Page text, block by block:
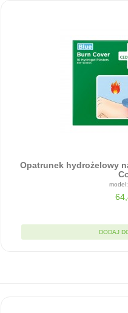
Opatrunek hydrożelowy
DODAJ